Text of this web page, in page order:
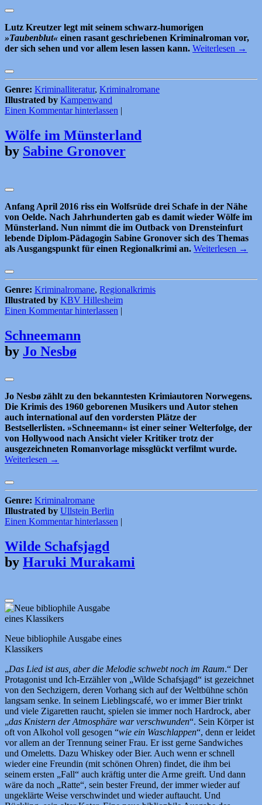
Lutz Kreutzer legt mit seinem schwarz-humorigen
»Taubenblut« einen rasant geschriebenen Kriminalroman vor,
der sich sehen und vor allem lesen lassen kann. Weiterlesen →
Genre: Kriminalliteratur, Kriminalromane
Illustrated by Kampenwand
Einen Kommentar hinterlassen |
Wölfe im Münsterland
by Sabine Gronover
Anfang April 2016 riss ein Wolfsrüde drei Schafe in der Nähe
von Oelde. Nach Jahrhunderten gab es damit wieder Wölfe im
Münsterland. Nun nimmt die im Outback von Drensteinfurt
lebende Diplom-Pädagogin Sabine Gronover sich des Themas
als Ausgangspunkt für einen Regionalkrimi an. Weiterlesen →
Genre: Kriminalromane, Regionalkrimis
Illustrated by KBV Hillesheim
Einen Kommentar hinterlassen |
Schneemann
by Jo Nesbø
Jo Nesbø zählt zu den bekanntesten Krimiautoren Norwegens.
Die Krimis des 1960 geborenen Musikers und Autor stehen
auch international auf den vordersten Plätze der
Bestsellerlisten. »Schneemann« ist einer seiner Welterfolge, der
von Hollywood nach Ansicht vieler Kritiker trotz der
ausgezeichneten Romanvorlage missglückt verfilmt wurde.
Weiterlesen →
Genre: Kriminalromane
Illustrated by Ullstein Berlin
Einen Kommentar hinterlassen |
Wilde Schafsjagd
by Haruki Murakami
Neue bibliophile Ausgabe eines
Klassikers
„Das Lied ist aus, aber die Melodie schwebt noch im Raum.“ Der
Protagonist und Ich-Erzähler von „Wilde Schafsjagd“ ist gezeichnet
von den Sechzigern, deren Vorhang sich auf der Weltbühne schön
langsam senke. In seinem Lieblingscafé, wo er immer Bier trinkt
und viele Zigaretten raucht, spielen sie immer noch Hardrock, aber
„das Knistern der Atmosphäre war verschwunden“. Sein Körper ist
oft von Alkohol voll gesogen “wie ein Waschlappen“, denn er leidet
vor allem an der Trennung seiner Frau. Er isst gerne Sandwiches
und Omeletts. Dazu Whiskey oder Bier. Auch wenn er schnell
wieder eine Freundin (mit schönen Ohren) findet, die ihm bei
seinem ersten „Fall“ auch kräftig unter die Arme greift. Und dann
wäre da noch „Ratte“, sein bester Freund, der immer wieder auf
ungeklärte Weise verschwindet und wieder auftaucht. Und